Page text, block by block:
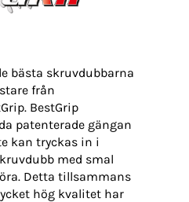
bästa skruvdubbarna
från
BestGrip
patenterade gängan
kan tryckas in i
med smal
Detta tillsammans
hög kvalitet har